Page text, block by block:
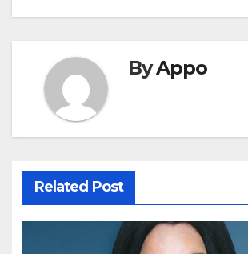
ByAppo
Related Post